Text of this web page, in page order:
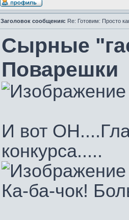
Заголовок сообщения: Re: Готовим: Просто
Сырные
Поварешки
И вот
конкурса.....
Ка-ба-чок!